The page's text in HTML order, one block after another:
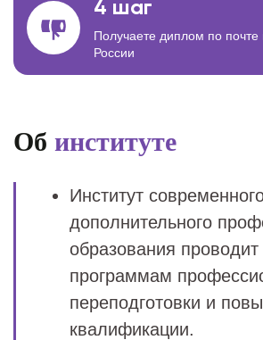
4 шаг
Получаете диплом по почте
России
Об институте
Институт
дополнительного
образования
программам
переподготовки и
квалификации.